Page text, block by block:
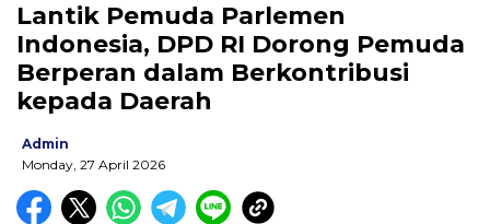
Lantik Pemuda Parlemen
Indonesia, DPD RI Dorong Pemuda
Berperan dalam Berkontribusi
kepada Daerah
Admin
Monday, 27 April 2026